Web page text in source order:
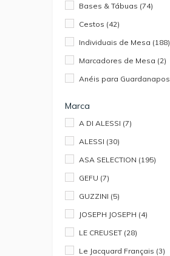
Bases & Tábuas (74)
Cestos (42)
Individuais de Mesa (188)
Marcadores de Mesa (2)
Anéis para Guardanapos
Marca
A DI ALESSI (7)
ALESSI (30)
ASA SELECTION (195)
GEFU (7)
GUZZINI (5)
JOSEPH JOSEPH (4)
LE CREUSET (28)
Le Jacquard Français (3)